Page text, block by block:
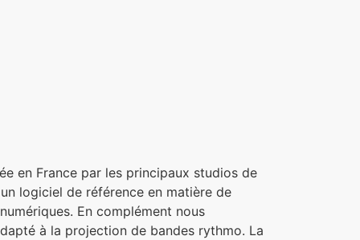
en France par les principaux studios de
logiciel de référence en matière de
En complément nous
à la projection de bandes rythmo. La